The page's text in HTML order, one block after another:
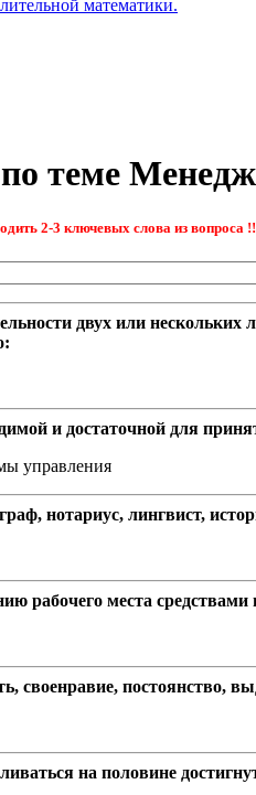
математики.
теме
2-3 ключевых слова из вопроса
двух или
и достаточной для
управления
нотариус, лингвист,
рабочего места
своенравие, постоянство,
на половине